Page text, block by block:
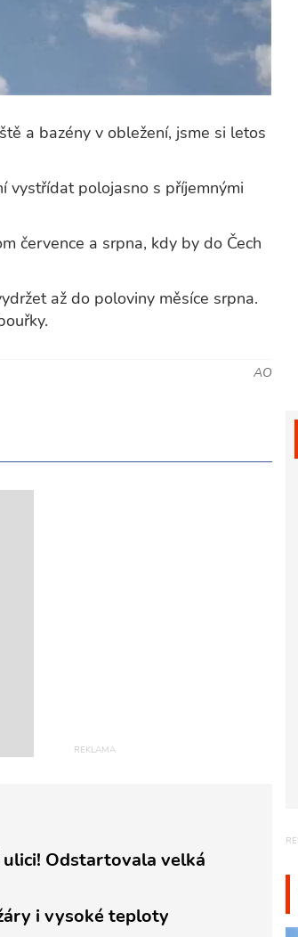
a bazény v obležení, jsme si letos
vystřídat polojasno s příjemnými
července a srpna, kdy by do Čech
až do poloviny měsíce srpna.
AO
Odstartovala velká
i vysoké teploty